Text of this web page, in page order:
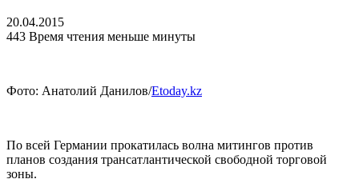
20.04.2015
443 Время чтения меньше минуты
Фото: Анатолий Данилов/Etoday.kz
По всей Германии прокатилась волна митингов против
планов создания трансатлантической свободной торговой
зоны.